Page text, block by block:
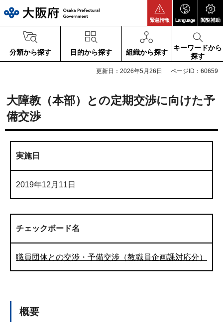
緊急情報 Language 閲覧補助
分類から探す 目的から探す 組織から探す
キーワードから
探す
更新日：2026年5月26日 ページID：60659
大障教（本部）との定期交渉に向けた予
備交渉
実施日
2019年12月11日
チェックボード名
職員団体との交渉・予備交渉（教職員企画課対応分）
概要